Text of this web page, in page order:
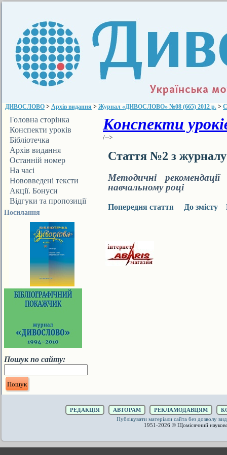
ДИВОСЛОВО > Архів видання > Журнал «ДИВОСЛОВО» №08 (665) 2012 р. >
Головна сторінка
Конспекти уроків
Бібліотечка
ДИВОСЛОВА
Архів видання
Останній номер
На часі
Нововведені тексти
Акції. Бонуси
Відгуки та пропозиції
Посилання
Пошук по сайту:
Конспекти
/-->
Стаття №2 з
Методичні
навчальному році
Попередня стаття До змісту
РЕДАКЦІЯ АВТОРАМ РЕКЛАМОДАВЦЯМ
Публікувати матеріали сайта без дозволу
1951-2026 © Щомісячний